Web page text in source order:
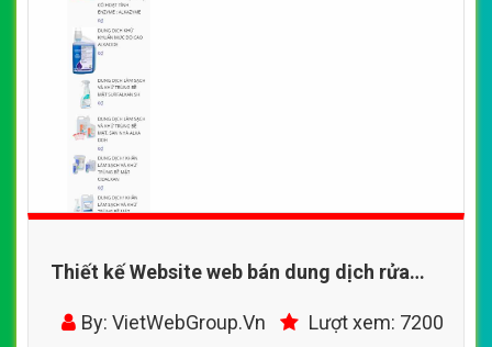
Thiết kế Website web bán dung dịch rửa
tay sát khuẩn y tế - cpvmedcom
By: VietWebGroup.Vn Lượt xem: 7200